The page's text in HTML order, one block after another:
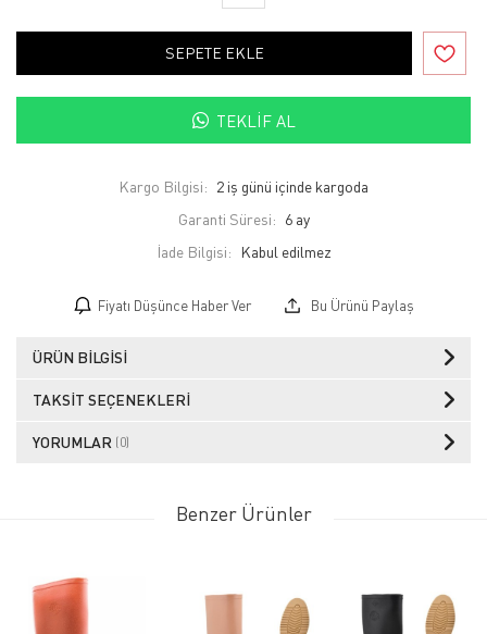
SEPETE EKLE
TEKLIF AL
Kargo Bilgisi: 2 iş günü içinde kargoda
Garanti Süresi: 6 ay
İade Bilgisi:
Fiyatı Düşünce Haber Ver Bu Ürünü Paylaş
ÜRÜN BILGISI
TAKSIT SEÇENEKLERI
YORUMLAR (0)
Benzer Ürünler